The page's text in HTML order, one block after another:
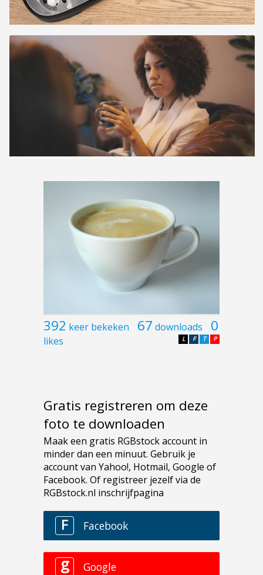
392 keer bekeken 67 downloads 0
likes P
T
F
L
Gratis registreren om deze
foto te downloaden